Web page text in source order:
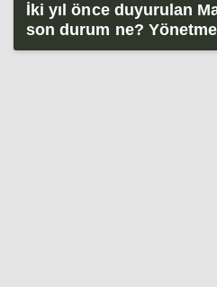
İki yıl önce duyurulan
son durum ne?
Goddard açıkladı